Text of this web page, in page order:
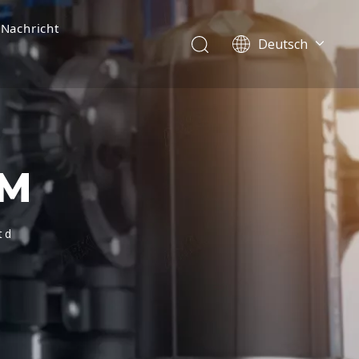
Nachricht
Deutsch
简体中文